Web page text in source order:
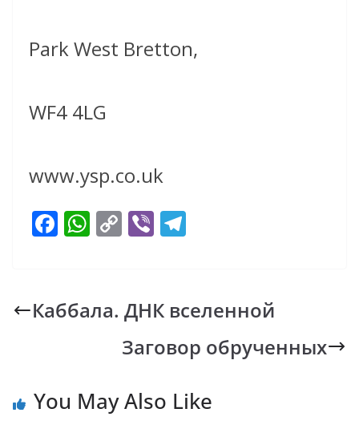
Park West Bretton,
WF4 4LG
www.ysp.co.uk
F
b
o
W
s
A
C
y
Li
n
Vi
gr
a
m
Каббала. ДНК вселенной
Заговор обрученных
You May Also Like